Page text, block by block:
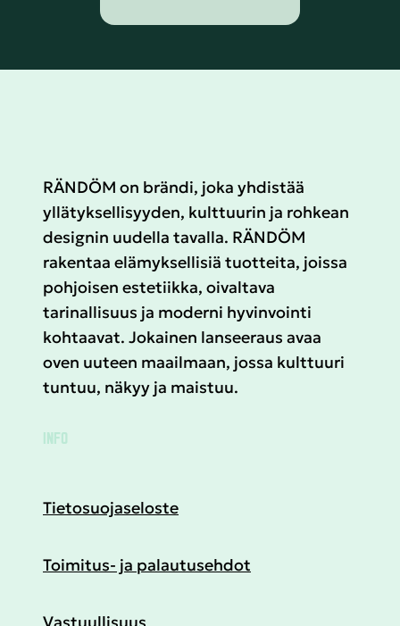
RÄNDÖM on brändi, joka yhdistää
yllätyksellisyyden, kulttuurin ja rohkean
designin uudella tavalla. RÄNDÖM
rakentaa elämyksellisiä tuotteita, joissa
pohjoisen estetiikka, oivaltava
tarinallisuus ja moderni hyvinvointi
kohtaavat. Jokainen lanseeraus avaa
oven uuteen maailmaan, jossa kulttuuri
tuntuu, näkyy ja maistuu.
INFO
Tietosuojaseloste
Toimitus- ja palautusehdot